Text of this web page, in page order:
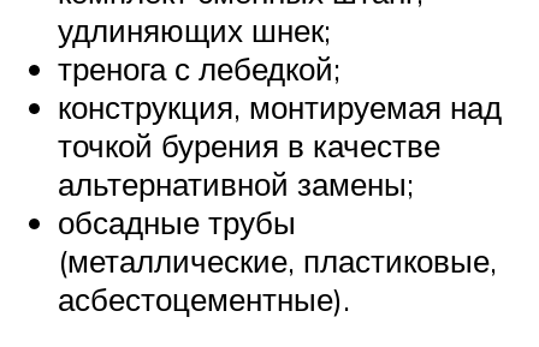
удлиняющих шнек;
тренога с лебедкой;
конструкция, монтируемая над
точкой бурения в качестве
альтернативной замены;
обсадные трубы
(металлические, пластиковые,
асбестоцементные).